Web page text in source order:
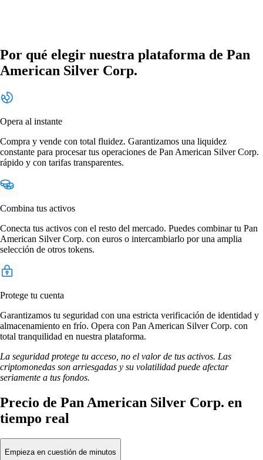
Por qué elegir nuestra plataforma de Pan
American Silver Corp.
Opera al instante
Compra y vende con total fluidez. Garantizamos una liquidez
constante para procesar tus operaciones de Pan American Silver Corp.
rápido y con tarifas transparentes.
Combina tus activos
Conecta tus activos con el resto del mercado. Puedes combinar tu Pan
American Silver Corp. con euros o intercambiarlo por una amplia
selección de otros tokens.
Protege tu cuenta
Garantizamos tu seguridad con una estricta verificación de identidad y
almacenamiento en frío. Opera con Pan American Silver Corp. con
total tranquilidad en nuestra plataforma.
La seguridad protege tu acceso, no el valor de tus activos. Las
criptomonedas son arriesgadas y su volatilidad puede afectar
seriamente a tus fondos.
Precio de Pan American Silver Corp. en
tiempo real
Empieza en cuestión de minutos